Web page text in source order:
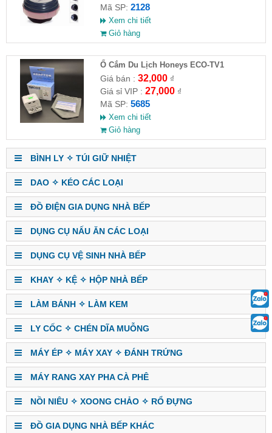
Mã SP: 2128
Xem chi tiết
Giỏ hàng
Ổ Cắm Du Lịch Honeys ECO-TV1
Giá bán : 32,000₫
Giá sỉ VIP : 27,000₫
Mã SP: 5685
Xem chi tiết
Giỏ hàng
BÌNH LY ✧ TÚI GIỮ NHIỆT
DAO ✧ KÉO CÁC LOẠI
ĐỒ ĐIỆN GIA DỤNG NHÀ BẾP
DỤNG CỤ NẤU ĂN CÁC LOẠI
DỤNG CỤ VỆ SINH NHÀ BẾP
KHAY ✧ KỆ ✧ HỘP NHÀ BẾP
LÀM BÁNH ✧ LÀM KEM
LY CỐC ✧ CHÉN DĨA MUỖNG
MÁY ÉP ✧ MÁY XAY ✧ ĐÁNH TRỨNG
MÁY RANG XAY PHA CÀ PHÊ
NỒI NIÊU ✧ XOONG CHẢO ✧ RỔ ĐỰNG
ĐỒ GIA DỤNG NHÀ BẾP KHÁC